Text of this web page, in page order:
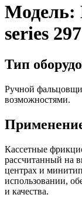
Модель:
series
Тип
Ручной
возможностями.
Кассетные
рассчитанный на
центрах и
использовании,
и качества.